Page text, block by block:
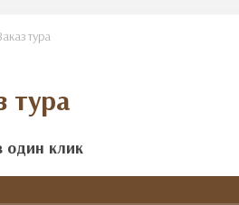
тура
тура
один клик